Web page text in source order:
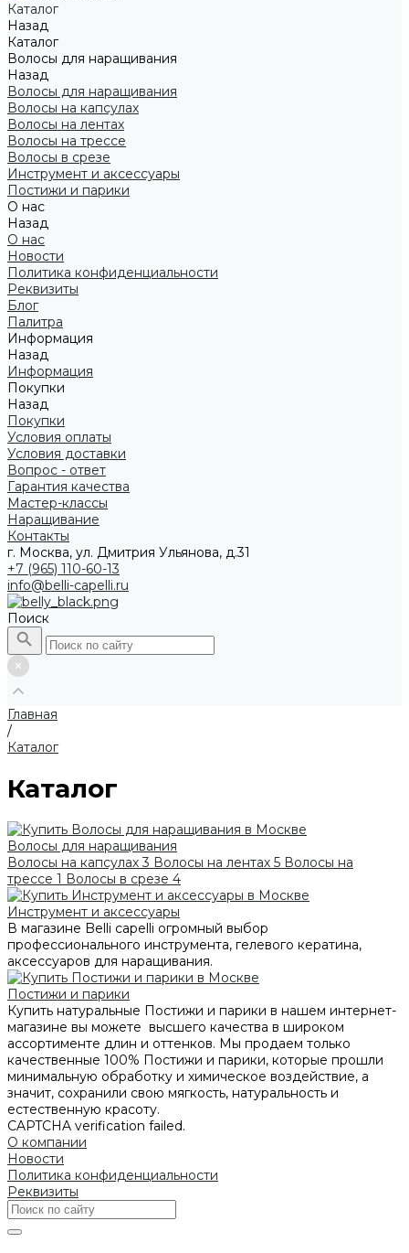
Каталог
Назад
Каталог
Волосы для наращивания
Назад
Волосы для наращивания
Волосы на капсулах
Волосы на лентах
Волосы на трессе
Волосы в срезе
Инструмент и аксессуары
Постижи и парики
О нас
Назад
О нас
Новости
Политика конфиденциальности
Реквизиты
Блог
Палитра
Информация
Назад
Информация
Покупки
Назад
Покупки
Условия оплаты
Условия доставки
Вопрос - ответ
Гарантия качества
Мастер-классы
Наращивание
Контакты
г. Москва, ул. Дмитрия Ульянова, д.31
+7 (965) 110-60-13
info@belli-capelli.ru
Поиск
Главная
/
Каталог
Каталог
Волосы для наращивания
Волосы на капсулах3 Волосы на лентах 5 Волосы на
трессе 1 Волосы в срезе 4
Инструмент и аксессуары
В магазине Belli capelli огромный выбор
профессионального инструмента, гелевого кератина,
аксессуаров для наращивания.
Постижи и парики
Купить натуральные Постижи и парики в нашем интернет-
магазине вы можете высшего качества в широком
ассортименте длин и оттенков. Мы продаем только
качественные 100% Постижи и парики, которые прошли
минимальную обработку и химическое воздействие, а
значит, сохранили свою мягкость, натуральность и
естественную красоту.
CAPTCHA verification failed.
О компании
Новости
Политика конфиденциальности
Реквизиты